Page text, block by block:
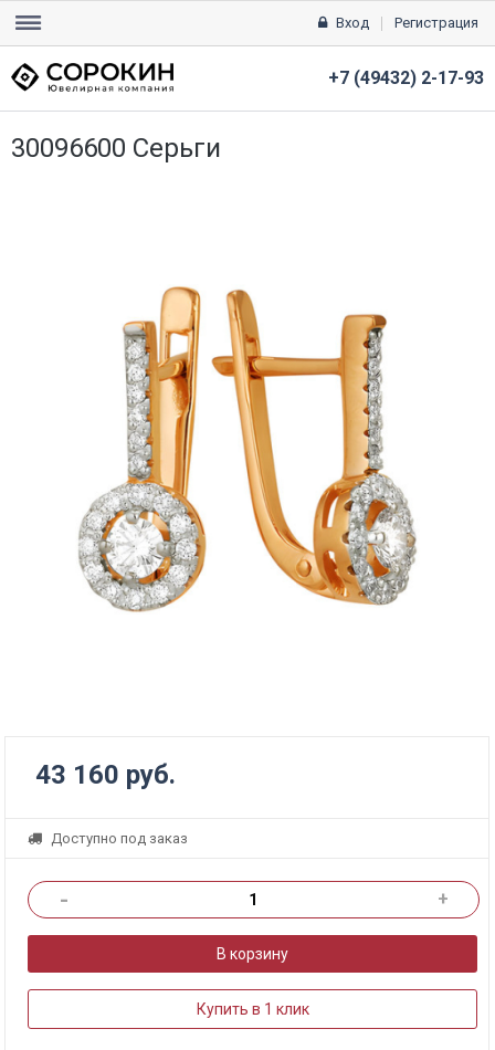
Вход Регистрация
+7 (49432) 2-17-93
30096600 Серьги
43 160 руб.
Доступно под заказ
- +
В корзину
Купить в 1 клик